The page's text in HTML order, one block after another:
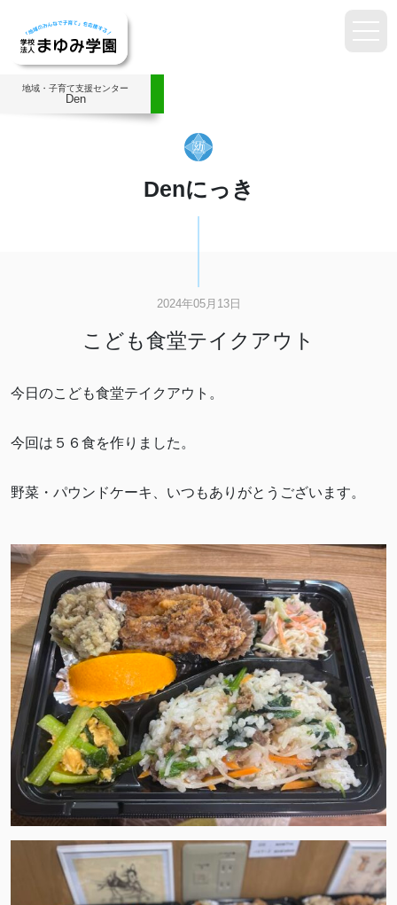
地域・子育て支援センター
Den
Denにっき
2024年05月13日
こども食堂テイクアウト
今日のこども食堂テイクアウト。
今回は５６食を作りました。
野菜・パウンドケーキ、いつもありがとうございます。